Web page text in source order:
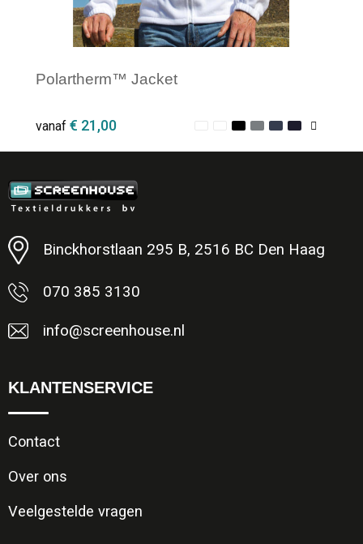
Polartherm™ Jacket
vanaf € 21,00
Minimale afname: 1
Binckhorstlaan 295 B, 2516 BC Den Haag
070 385 3130
info@screenhouse.nl
KLANTENSERVICE
Contact
Over ons
Veelgestelde vragen